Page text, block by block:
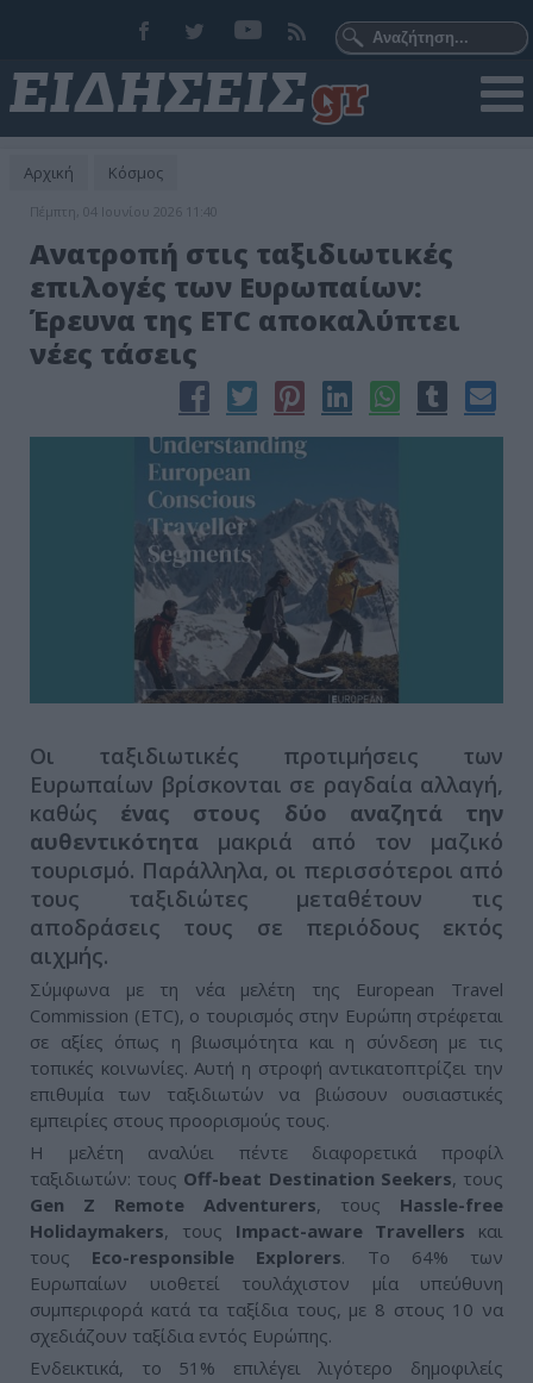
Αρχική Κόσμος
Πέμπτη, 04 Ιουνίου 2026 11:40
Ανατροπή στις ταξιδιωτικές
επιλογές των Ευρωπαίων:
Έρευνα της ETC αποκαλύπτει
νέες τάσεις
Οι ταξιδιωτικές προτιμήσεις των
Ευρωπαίων βρίσκονται σε ραγδαία αλλαγή,
καθώς ένας στους δύο αναζητά την
αυθεντικότητα μακριά από τον μαζικό
τουρισμό. Παράλληλα, οι περισσότεροι από
τους ταξιδιώτες μεταθέτουν τις
αποδράσεις τους σε περιόδους εκτός
αιχμής.
Σύμφωνα με τη νέα μελέτη της European Travel
Commission (ETC), ο τουρισμός στην Ευρώπη στρέφεται
σε αξίες όπως η βιωσιμότητα και η σύνδεση με τις
τοπικές κοινωνίες. Αυτή η στροφή αντικατοπτρίζει την
επιθυμία των ταξιδιωτών να βιώσουν ουσιαστικές
εμπειρίες στους προορισμούς τους.
Η μελέτη αναλύει πέντε διαφορετικά προφίλ
ταξιδιωτών: τους Off-beat Destination Seekers, τους
Gen Z Remote Adventurers, τους Hassle-free
Holidaymakers, τους Impact-aware Travellers και
τους Eco-responsible Explorers. Το 64% των
Ευρωπαίων υιοθετεί τουλάχιστον μία υπεύθυνη
συμπεριφορά κατά τα ταξίδια τους, με 8 στους 10 να
σχεδιάζουν ταξίδια εντός Ευρώπης.
Ενδεικτικά, το 51% επιλέγει λιγότερο δημοφιλείς